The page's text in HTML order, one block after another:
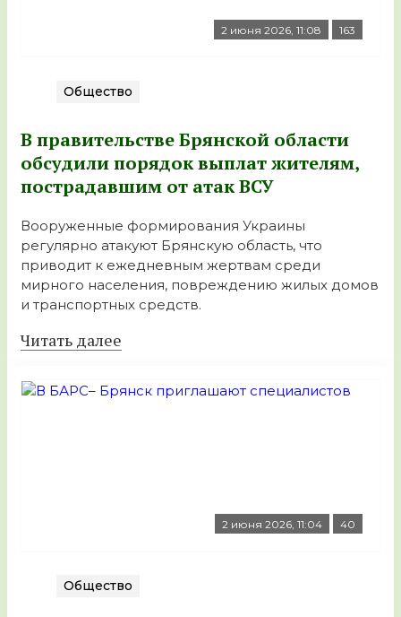
2 июня 2026, 11:08 163
Общество
В правительстве Брянской области
обсудили порядок выплат жителям,
пострадавшим от атак ВСУ
Вооруженные формирования Украины
регулярно атакуют Брянскую область, что
приводит к ежедневным жертвам среди
мирного населения, повреждению жилых домов
и транспортных средств.
Читать далее
2 июня 2026, 11:04 40
Общество